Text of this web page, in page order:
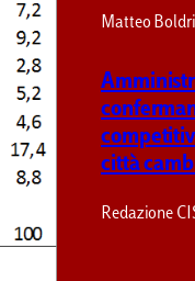
Tra
Stefano Rombi
Matteo
città
Redazione